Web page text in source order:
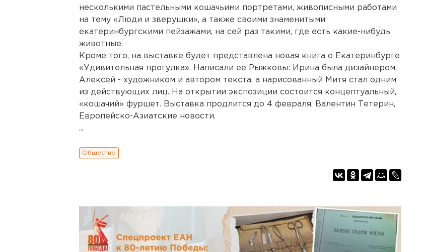
несколькими пастельными кошачьими портретами, живописными работами
на тему «Люди и зверушки», а также своими знаменитыми
екатеринбургскими пейзажами, на сей раз такими, где есть какие-нибудь
животные.
Кроме того, на выставке будет представлена новая книга о Екатеринбурге
«Удивительная прогулка». Написали ее Рыжковы: Ирина была дизайнером,
Алексей - художником и автором текста, а нарисованный Митя стал одним
из действующих лиц. На открытии экспозиции состоится концептуальный,
«кошачий» фуршет. Выставка продлится до 4 февраля. Валентин Тетерин,
Европейско-Азиатские новости.
...
Общество